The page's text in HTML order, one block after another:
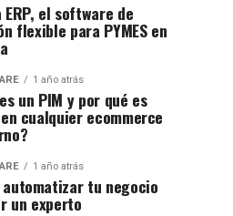
ERP, el software de
flexible para PYMES en
1 año atrás
un PIM y por qué es
cualquier ecommerce
1 año atrás
automatizar tu negocio
un experto